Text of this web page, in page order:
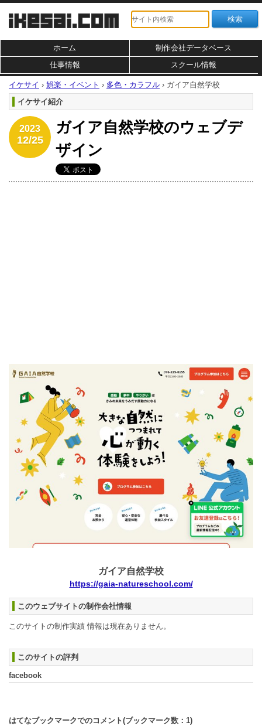
ホーム
制作会社データベース
仕事情報
スクール情報
イケサイ › 娯楽・イベント › 多色・カラフル › ガイア自然学校
イケサイ紹介
2023
12/25
ガイア自然学校のウェブデ
ザイン
ガイア自然学校
https://gaia-natureschool.com/
このウェブサイトの制作会社情報
このサイトの制作実績 情報は現在ありません。
このサイトの評判
facebook
はてなブックマークでのコメント(ブックマーク数： 1)